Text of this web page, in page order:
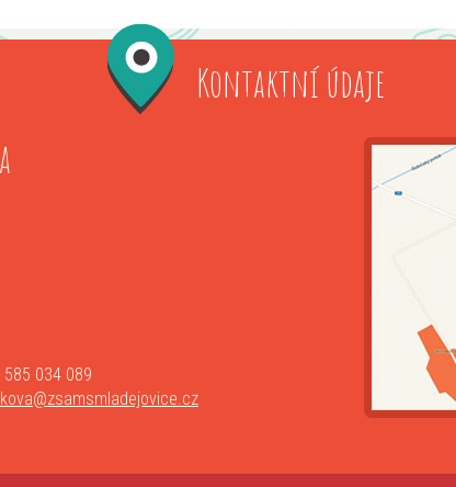
Kontaktní údaje
585 034 089